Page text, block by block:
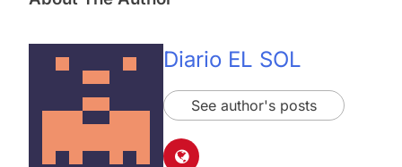
Diario EL SOL
See author's posts